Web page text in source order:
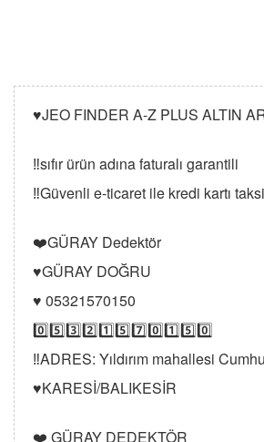
♥️JEO FINDER A-Z PLUS ALTIN
‼️sıfır ürün adına faturalı garantili
‼️Güvenli e-ticaret ile kredi kartı
❤️GÜRAY Dedektör
♥️GÜRAY DOĞRU
♥️ 05321570150
0️⃣5️⃣3️⃣2️⃣1️⃣5️⃣7️⃣0️⃣1️⃣5️⃣0️⃣
‼️ADRES: Yıldırım mahallesi
♥️KARESİ/BALIKESİR
❤️ GÜRAY DEDEKTÖR